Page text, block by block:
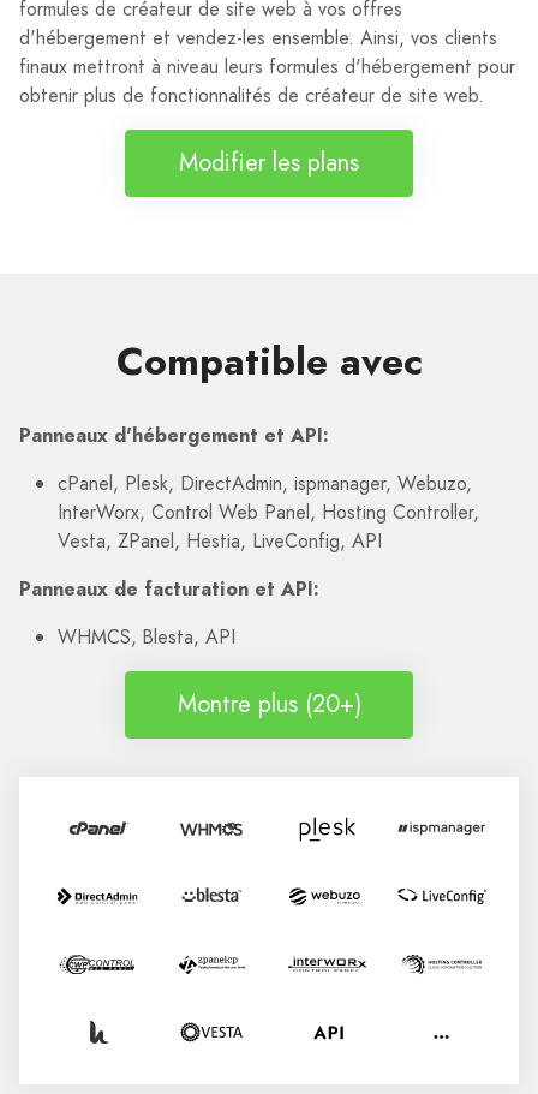
formules de créateur de site web à vos offres
d'hébergement et vendez-les ensemble. Ainsi, vos clients
finaux mettront à niveau leurs formules d'hébergement pour
obtenir plus de fonctionnalités de créateur de site web.
Modifier les plans
Compatible avec
Panneaux d'hébergement et API:
cPanel, Plesk, DirectAdmin, ispmanager, Webuzo,
InterWorx, Control Web Panel, Hosting Controller,
Vesta, ZPanel, Hestia, LiveConfig, API
Panneaux de facturation et API:
WHMCS, Blesta, API
Montre plus (20+)